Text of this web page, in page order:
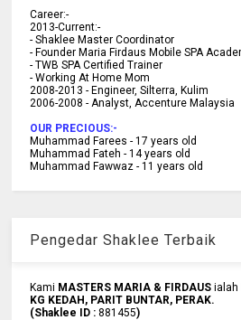
Career:-
2013-Current:-
- Shaklee Master Coordinator
- Founder Maria Firdaus Mobile SPA
- TWB SPA Certified Trainer
- Working At Home Mom
2008-2013 - Engineer, Silterra, Kulim
2006-2008 - Analyst, Accenture Malaysia
OUR PRECIOUS:-
Muhammad Farees - 17 years old
Muhammad Fateh - 14 years old
Muhammad Fawwaz - 11 years old
Pengedar Shaklee Terbaik
Kami MASTERS MARIA & FIRDAUS ialah
KG KEDAH, PARIT BUNTAR, PERAK.
(Shaklee ID :881455)